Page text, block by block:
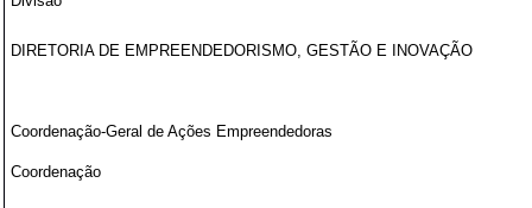
DIRETORIA DE EMPREENDEDORISMO, GESTÃO E INOVAÇÃO
Coordenação-Geral de Ações Empreendedoras
Coordenação